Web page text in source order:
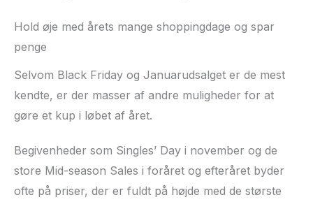
Hold øje med årets mange shoppingdage og spar
penge
Selvom Black Friday og Januarudsalget er de mest
kendte, er der masser af andre muligheder for at
gøre et kup i løbet af året.
Begivenheder som Singles’ Day i november og de
store Mid-season Sales i foråret og efteråret byder
ofte på priser, der er fuldt på højde med de største